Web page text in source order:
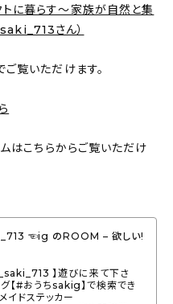
に暮らす〜家族が自然と集
さん）
ご覧いただけます。
はこちらからご覧いただけ
☜ig のROOM – 欲しい!
】遊びに来て下さ
【#おうちsakig】で検索でき
イドステッカー